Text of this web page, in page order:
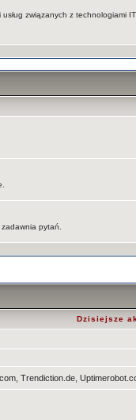
związanych z technologiami
pytań.
Dzisiejsze
Trendiction.de,